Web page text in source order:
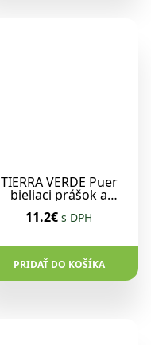
TIERRA VERDE Puer
bieliaci prášok a
1kg dóza
11.2€ s DPH
PRIDAŤ DO KOŠÍKA